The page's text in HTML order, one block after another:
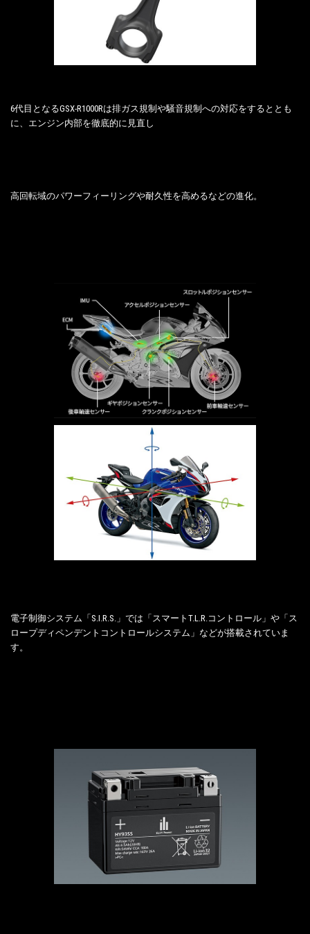
6代目となるGSX-R1000Rは排ガス規制や騒音規制への対応をするととも
に、エンジン内部を徹底的に見直し
高回転域のパワーフィーリングや耐久性を高めるなどの進化。
電子制御システム「S.I.R.S.」では「スマートT.L.R.コントロール」や「ス
ロープディペンデントコントロールシステム」などが搭載されていま
す。